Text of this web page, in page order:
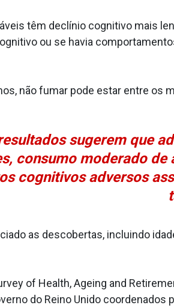
têm declínio cognitivo mais
ou se havia
não fumar pode estar entre os
sugerem que
consumo moderado de
cognitivos adversos
as descobertas, incluindo
of Health, Ageing and
do Reino Unido coordenados